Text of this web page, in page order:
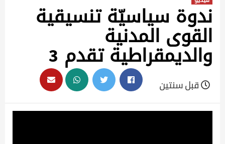
ندوة سياسيّة تنسيقية
القوى المدنية
والديمقراطية تقدم 3
قبل سنتين